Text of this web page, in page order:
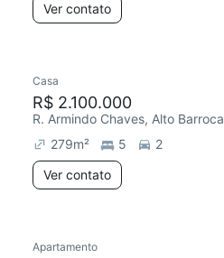
Ver contato
Casa
R$ 2.100.000
R. Armindo Chaves, Alto Barroca
279m² 5
2
Ver contato
Redecorar
Apartamento